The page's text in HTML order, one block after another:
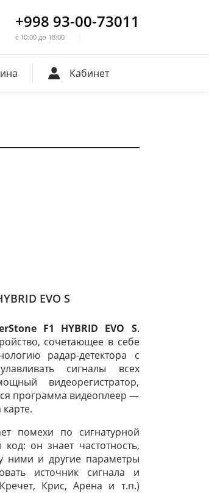
+998 93-00-73011
с 10:00 до 18:00
Кабинет
EVO S
F1 HYBRID EVO S.
сочетающее в себе
радар-детектора с
сигналы всех
видеорегистратор,
программа видеоплеер —
помехи по сигнатурной
он знает частотность,
ними и другие параметры
источник сигнала и
Крис, Арена и т.п.)